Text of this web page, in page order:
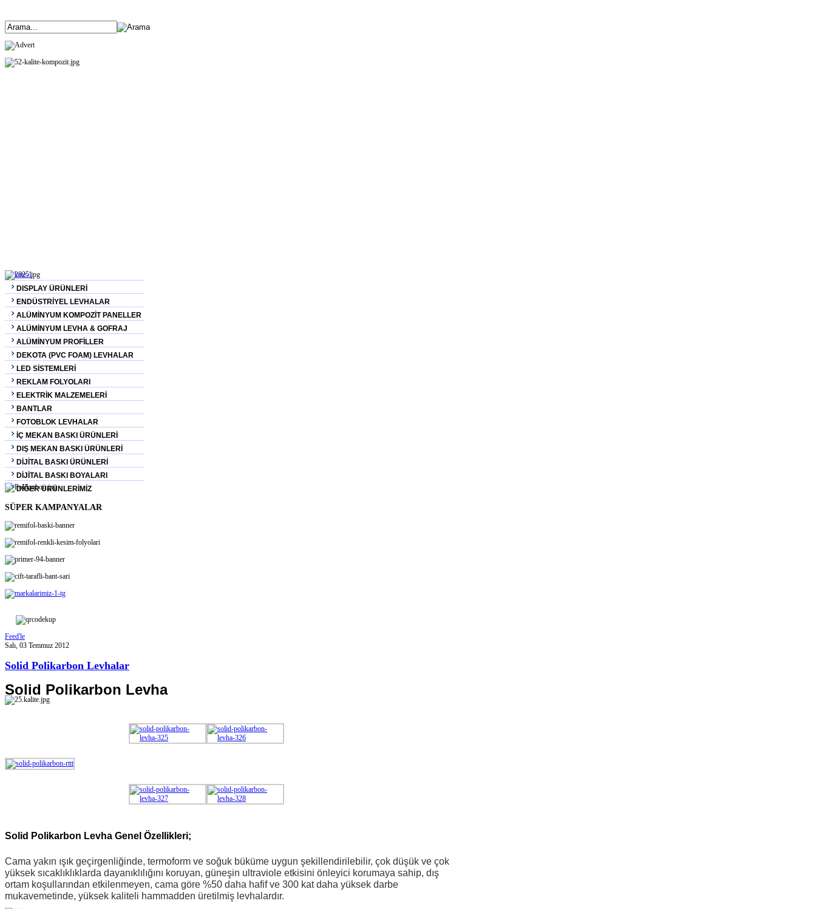
DISPLAY ÜRÜNLERİ
ENDÜSTRİYEL LEVHALAR
ALÜMİNYUM KOMPOZİT PANELLER
ALÜMİNYUM LEVHA & GOFRAJ
ALÜMİNYUM PROFİLLER
DEKOTA (PVC FOAM) LEVHALAR
LED SİSTEMLERİ
REKLAM FOLYOLARI
ELEKTRİK MALZEMELERİ
BANTLAR
FOTOBLOK LEVHALAR
İÇ MEKAN BASKI ÜRÜNLERİ
DIŞ MEKAN BASKI ÜRÜNLERİ
DİJİTAL BASKI ÜRÜNLERİ
DİJİTAL BASKI BOYALARI
DİĞER ÜRÜNLERİMİZ
SÜPER KAMPANYALAR
Feed'le
Salı, 03 Temmuz 2012
Solid Polikarbon Levhalar
Solid Polikarbon Levha
Solid Polikarbon Levha Genel Özellikleri;
Cama yakın ışık geçirgenliğinde, termoform ve soğuk büküme uygun şekillendirilebilir, çok düşük ve çok
yüksek sıcaklıklıklarda dayanıklılığını koruyan, güneşin ultraviole etkisini önleyici korumaya sahip, dış
ortam koşullarından etkilenmeyen, cama göre %50 daha hafif ve 300 kat daha yüksek darbe
mukavemetinde, yüksek kaliteli hammadden üretilmiş levhalardır.